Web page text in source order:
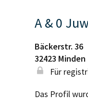
A & 0
Bäckerstr. 36
32423 Minden
Für
Das Profil